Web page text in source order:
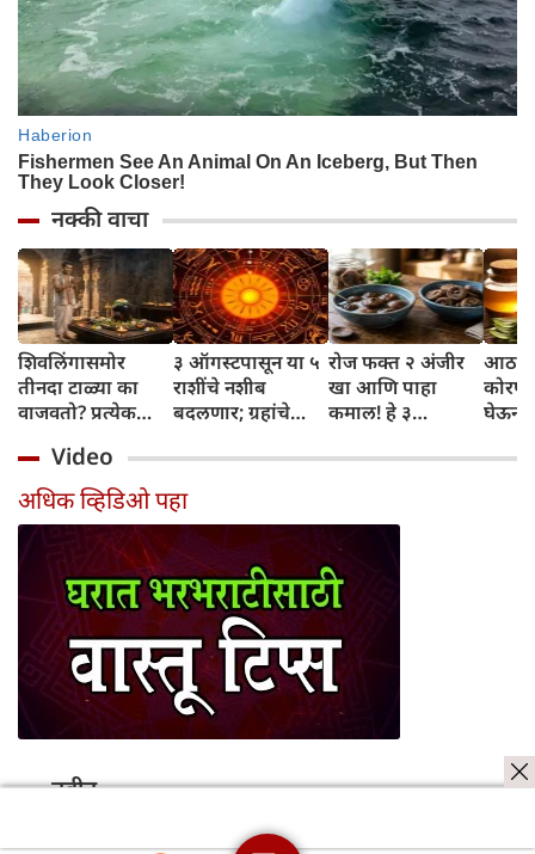
नक्की वाचा
शिवलिंगासमोर
तीनदा टाळ्या का
वाजवतो? प्रत्येक
जाणून घ्या
३ ऑगस्टपासून या ५
राशींचे नशीब
बदलणार; ग्रहांचे
संपतील आणि शुभ
दिवसांची सुरुवात
होईल
रोज फक्त २ अंजीर
खा आणि पाहा
कमाल! हे ३
तुम्हाला ठाऊक
घेऊन
Video
अधिक व्हिडिओ पहा